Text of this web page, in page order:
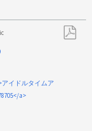
アイドルタイムア
a>